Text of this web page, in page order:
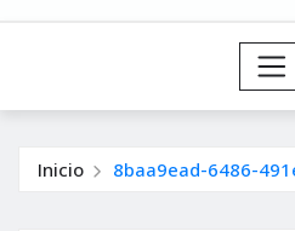
Inicio 8baa9ead-6486-